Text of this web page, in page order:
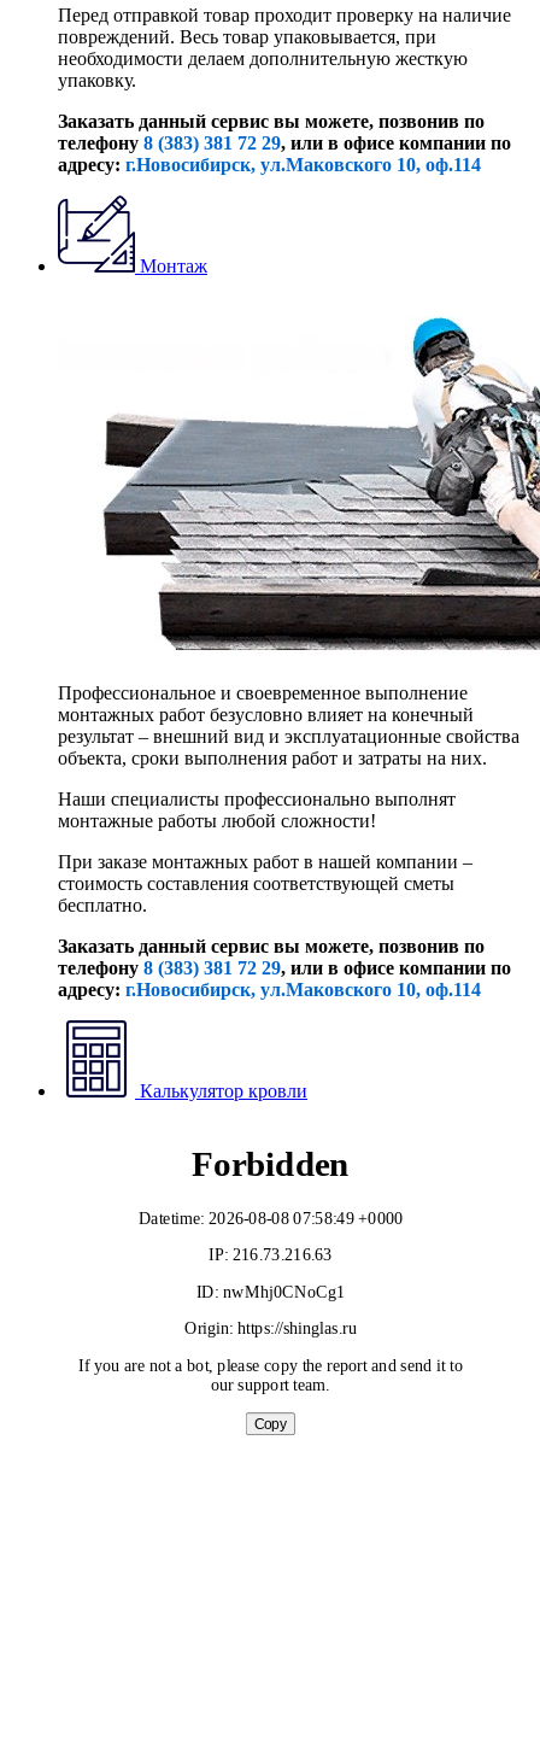
Перед отправкой товар проходит проверку на наличие
повреждений. Весь товар упаковывается, при
необходимости делаем дополнительную жесткую
упаковку.
Заказать данный сервис вы можете, позвонив по
телефону 8 (383) 381 72 29, или в офисе компании по
адресу: г.Новосибирск, ул.Маковского 10, оф.114
Монтаж
Профессиональное и своевременное выполнение
монтажных работ безусловно влияет на конечный
результат – внешний вид и эксплуатационные свойства
объекта, сроки выполнения работ и затраты на них.
Наши специалисты профессионально выполнят
монтажные работы любой сложности!
При заказе монтажных работ в нашей компании –
стоимость составления соответствующей сметы
бесплатно.
Заказать данный сервис вы можете, позвонив по
телефону 8 (383) 381 72 29, или в офисе компании по
адресу: г.Новосибирск, ул.Маковского 10, оф.114
Калькулятор кровли